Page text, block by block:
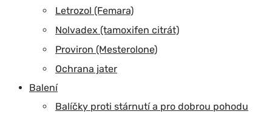
Letrozol (Femara)
Nolvadex (tamoxifen citrát)
Proviron (Mesterolone)
Ochrana jater
Balení
Balíčky proti stárnutí a pro dobrou pohodu